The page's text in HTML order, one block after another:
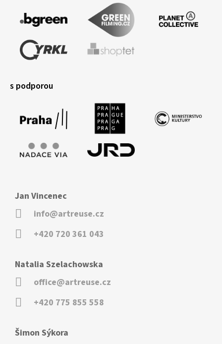
s podporou
Jan Vincenec
info@artreuse.cz
+420 720 361 043
Natalia Szelachowska
office@artreuse.cz
+420 775 855 558
Šimon Sýkora